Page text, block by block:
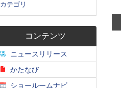
カテゴリ
コンテンツ
ニュースリリース
かたなび
ショールームナビ